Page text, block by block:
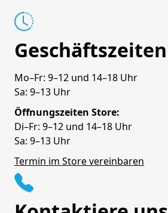
Geschäftszeiten
Mo–Fr: 9–12 und 14–18 Uhr
Sa: 9–13 Uhr
Öffnungszeiten Store:
Di–Fr: 9–12 und 14–18 Uhr
Sa: 9–13 Uhr
Termin im Store vereinbaren